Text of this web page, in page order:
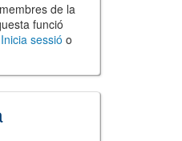
de la
funció
Inicia sessió o